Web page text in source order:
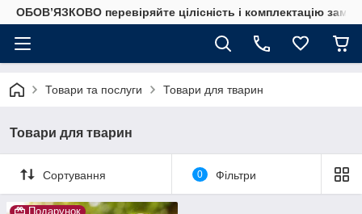
ОБОВ’ЯЗКОВО перевіряйте цілісність і комплектацію
Товари та послуги Товари для тварин
Товари для тварин
Сортування 0 Фільтри
Подарунок